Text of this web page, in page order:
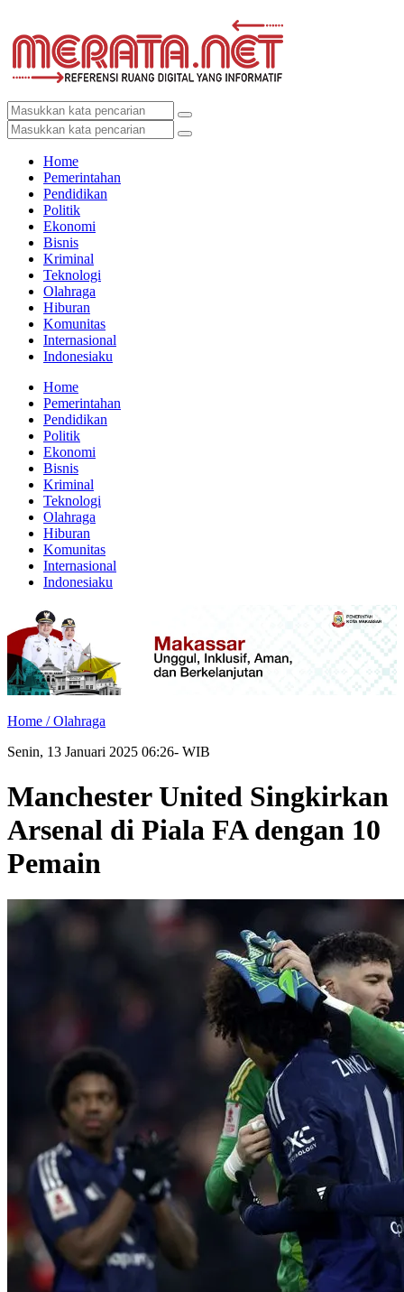
Home
Pemerintahan
Pendidikan
Politik
Ekonomi
Bisnis
Kriminal
Teknologi
Olahraga
Hiburan
Komunitas
Internasional
Indonesiaku
Home
Pemerintahan
Pendidikan
Politik
Ekonomi
Bisnis
Kriminal
Teknologi
Olahraga
Hiburan
Komunitas
Internasional
Indonesiaku
Home /Olahraga
Senin, 13 Januari 2025 06:26- WIB
Manchester United Singkirkan
Arsenal di Piala FA dengan 10
Pemain